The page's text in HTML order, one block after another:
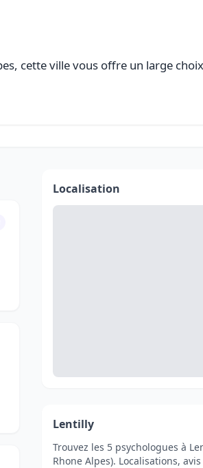
cette ville vous offre un large choix
Localisation
Lentilly
Trouvez les 5 psychologues à
Rhone Alpes). Localisations,